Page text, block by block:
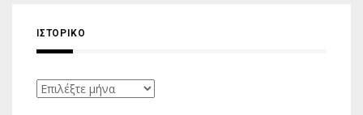
ΙΣΤΟΡΙΚΌ
Ιστορικό